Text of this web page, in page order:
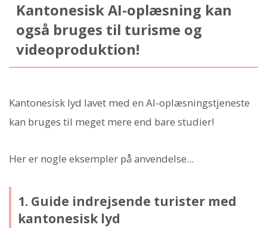
Kantonesisk AI-oplæsning kan
også bruges til turisme og
videoproduktion!
Kantonesisk lyd lavet med en AI-oplæsningstjeneste
kan bruges til meget mere end bare studier!
Her er nogle eksempler på anvendelse...
1. Guide indrejsende turister med
kantonesisk lyd